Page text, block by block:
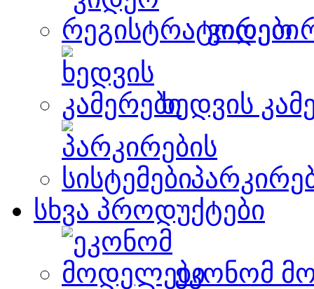
ვიდეო
ხედვის
სხვა პროდუქტები
ეკონომ